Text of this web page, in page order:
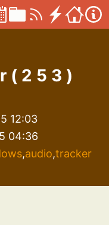
12:03
04:36
,audio,tracker